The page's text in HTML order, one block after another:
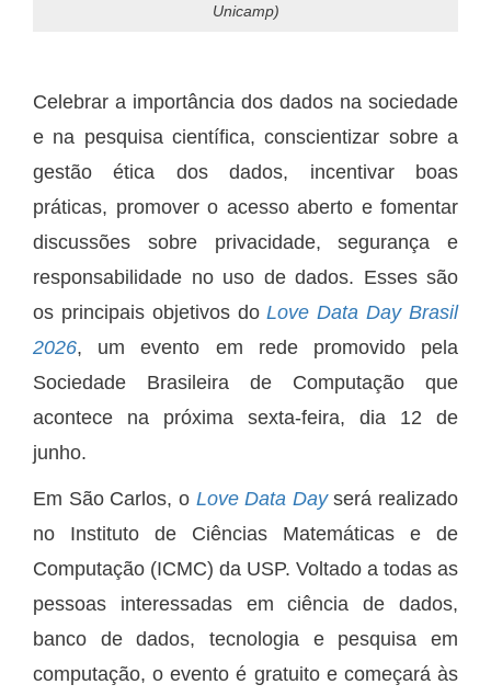
Unicamp)
Celebrar a importância dos dados na sociedade
e na pesquisa científica, conscientizar sobre a
gestão ética dos dados, incentivar boas
práticas, promover o acesso aberto e fomentar
discussões sobre privacidade, segurança e
responsabilidade no uso de dados. Esses são
os principais objetivos doLove Data Day Brasil
2026, um evento em rede promovido pela
Sociedade Brasileira de Computação que
acontece na próxima sexta-feira, dia 12 de
junho.
Em São Carlos, o Love Data Dayserá realizado
no Instituto de Ciências Matemáticas e de
Computação (ICMC) da USP. Voltado a todas as
pessoas interessadas em ciência de dados,
banco de dados, tecnologia e pesquisa em
computação, o evento é gratuito e começará às